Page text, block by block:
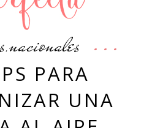
,nacionales
PARA
UNA